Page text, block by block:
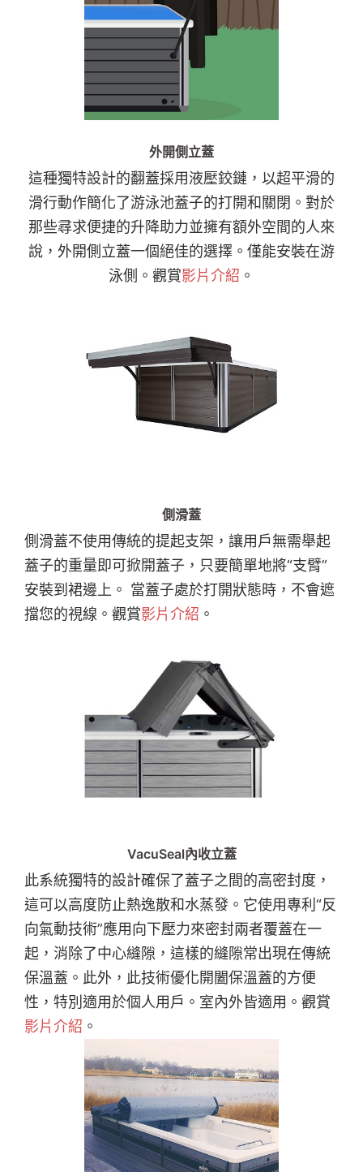
外開側立蓋
這種獨特設計的翻蓋採用液壓鉸鏈，以超平滑的
滑行動作簡化了游泳池蓋子的打開和關閉。對於
那些尋求便捷的升降助力並擁有額外空間的人來
說，外開側立蓋一個絕佳的選擇。僅能安裝在游
泳側。觀賞影片介紹 。
側滑蓋
側滑蓋不使用傳統的提起支架，讓用戶無需舉起
蓋子的重量即可掀開蓋子，只要簡單地將“支臂”
安裝到裙邊上。 當蓋子處於打開狀態時，不會遮
擋您的視線。觀賞影片介紹 。
VacuSeal內收立蓋
此系統獨特的設計確保了蓋子之間的高密封度，
這可以高度防止熱逸散和水蒸發。它使用專利“反
向氣動技術”應用向下壓力來密封兩者覆蓋在一
起，消除了中心縫隙，這樣的縫隙常出現在傳統
保溫蓋。此外，此技術優化開闔保溫蓋的方便
性，特別適用於個人用戶。室內外皆適用。觀賞
影片介紹 。